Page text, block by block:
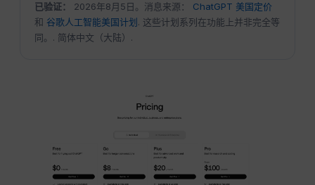
已验证： 2026年8月5日。消息来源： ChatGPT 美国定价
和 谷歌人工智能美国计划 . 这些计划系列在功能上并非完全等
同。. 简体中文（大陆）.